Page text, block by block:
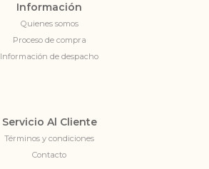
Información
Quienes somos
Proceso de compra
Información de despacho
Servicio Al Cliente
Términos y condiciones
Contacto